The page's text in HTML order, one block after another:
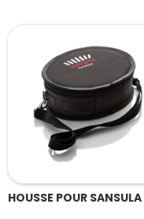
HOUSSE POUR SANSULA